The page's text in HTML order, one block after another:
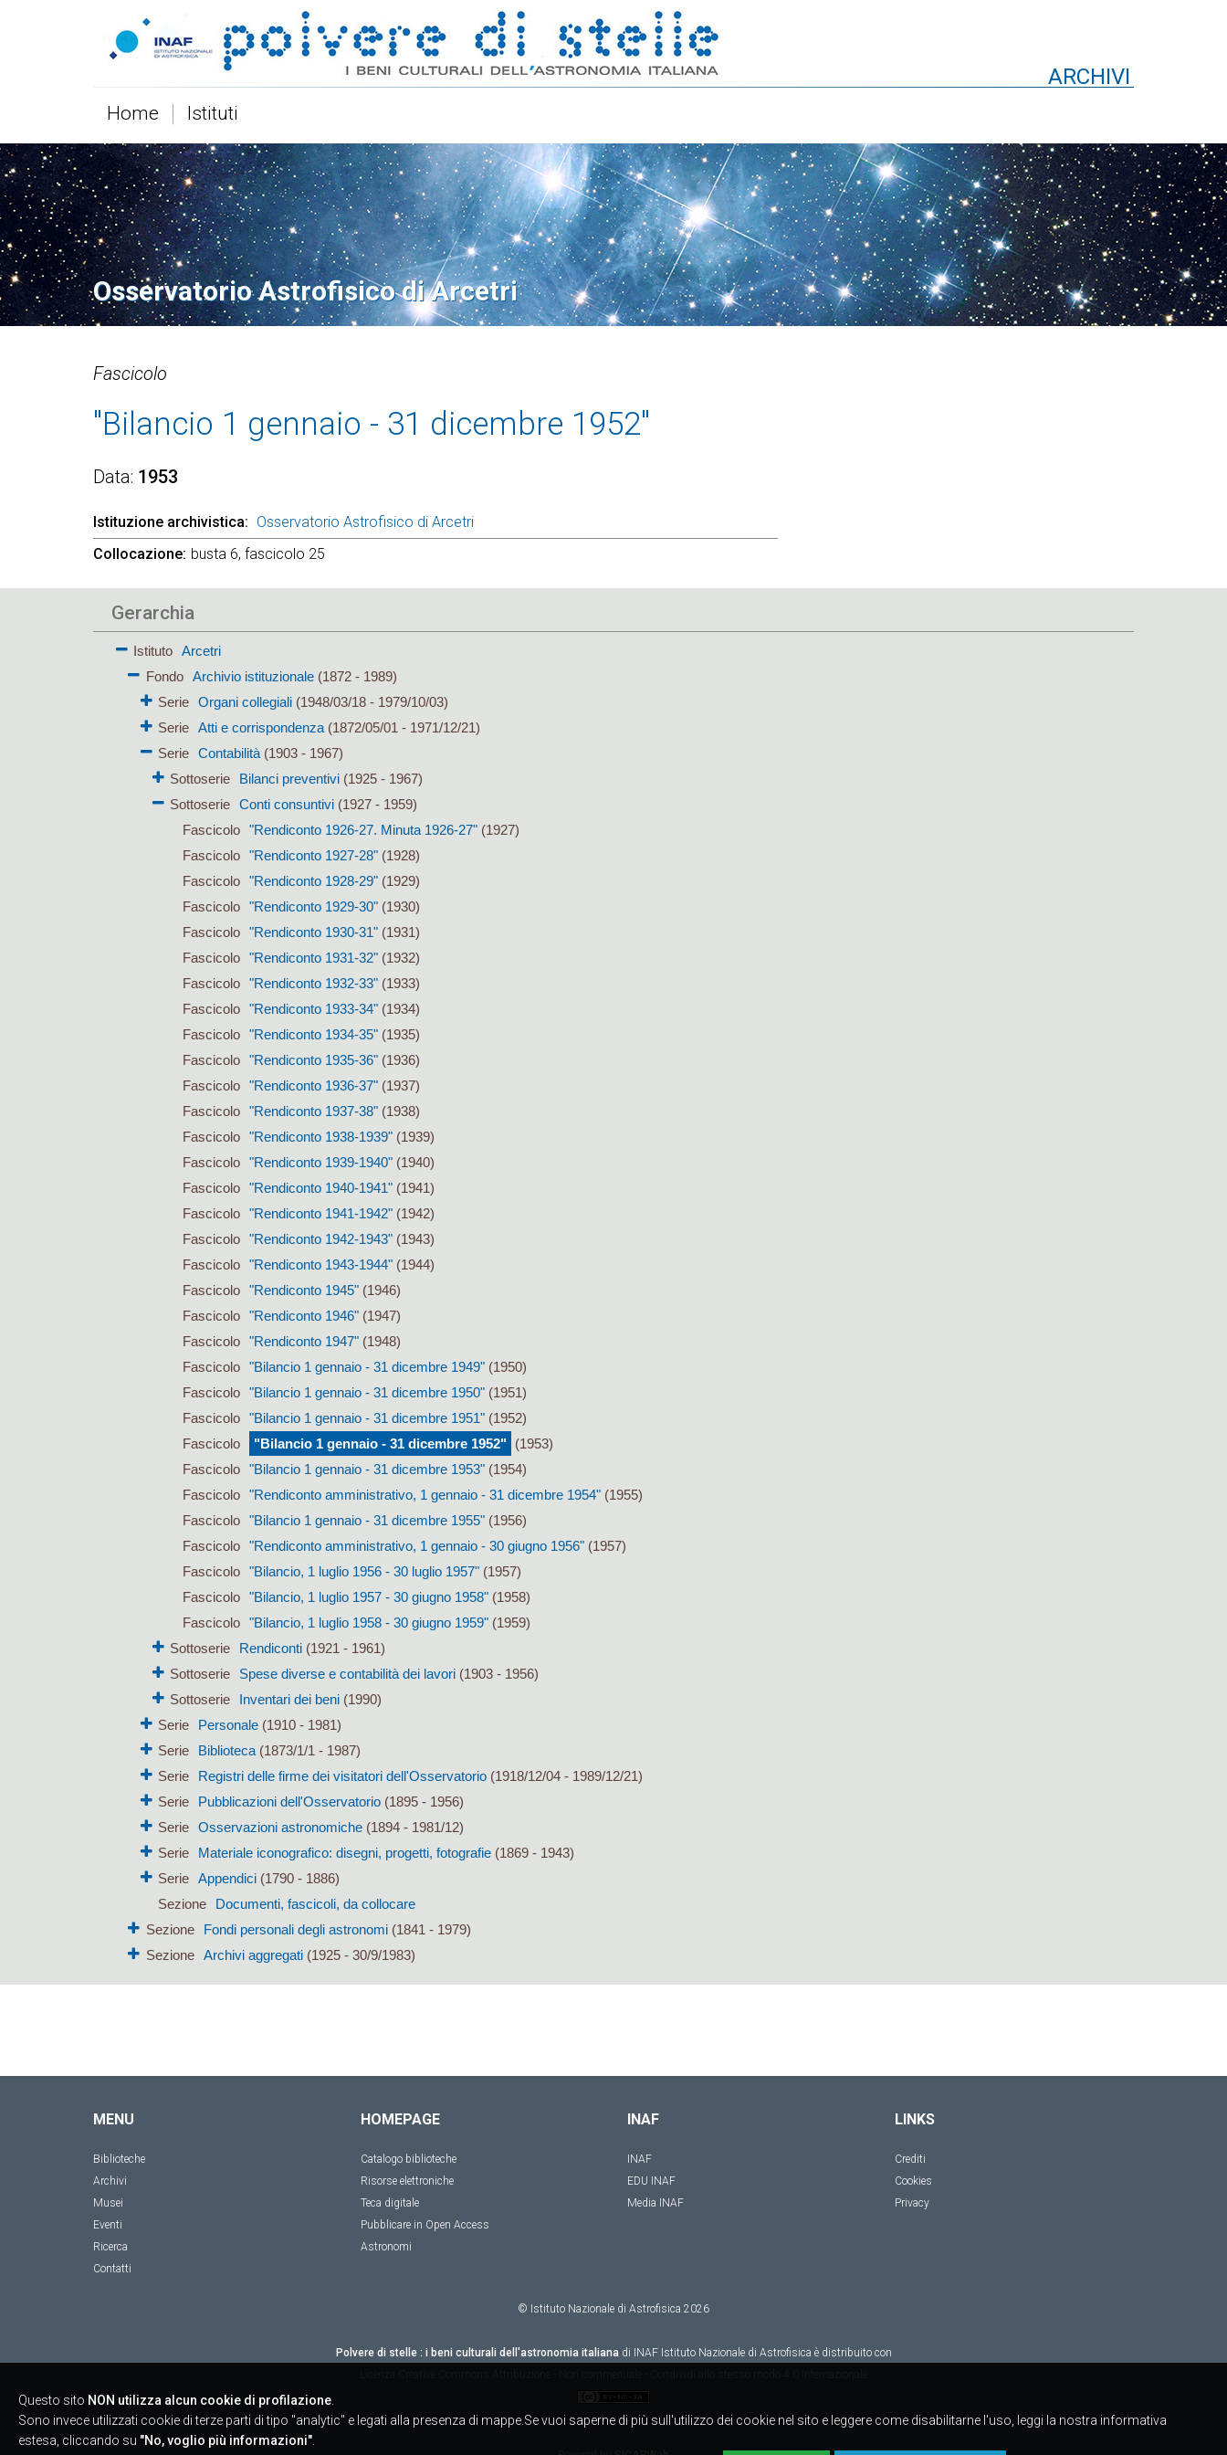
ARCHIVI
Home Istituti
Osservatorio Astrofisico di Arcetri
Fascicolo
"Bilancio 1 gennaio - 31 dicembre 1952"
Data 1953
Istituzione archivistica
Osservatorio Astrofisico di Arcetri
Collocazione busta 6, fascicolo 25
Gerarchia
Istituto
Arcetri
Fondo
Archivio istituzionale(1872 - 1989)
Serie Organi collegiali(1948/03/18 - 1979/10/03)
Serie Atti e corrispondenza(1872/05/01 - 1971/12/21)
Serie Contabilità(1903 - 1967)
Sottoserie
Bilanci preventivi (1925 - 1967)
Sottoserie
Conti consuntivi (1927 - 1959)
Fascicolo
"Rendiconto 1926-27. Minuta 1926-27"(1927)
Fascicolo
"Rendiconto 1927-28"(1928)
Fascicolo
"Rendiconto 1928-29"(1929)
Fascicolo
"Rendiconto 1929-30"(1930)
Fascicolo
"Rendiconto 1930-31"(1931)
Fascicolo
"Rendiconto 1931-32"(1932)
Fascicolo
"Rendiconto 1932-33"(1933)
Fascicolo
"Rendiconto 1933-34"(1934)
Fascicolo
"Rendiconto 1934-35"(1935)
Fascicolo
"Rendiconto 1935-36"(1936)
Fascicolo
"Rendiconto 1936-37"(1937)
Fascicolo
"Rendiconto 1937-38"(1938)
Fascicolo
"Rendiconto 1938-1939"(1939)
Fascicolo
"Rendiconto 1939-1940"(1940)
Fascicolo
"Rendiconto 1940-1941"(1941)
Fascicolo
"Rendiconto 1941-1942"(1942)
Fascicolo
"Rendiconto 1942-1943"(1943)
Fascicolo
"Rendiconto 1943-1944"(1944)
Fascicolo
"Rendiconto 1945"(1946)
Fascicolo
"Rendiconto 1946"(1947)
Fascicolo
"Rendiconto 1947"(1948)
Fascicolo
"Bilancio 1 gennaio - 31 dicembre 1949"(1950)
Fascicolo
"Bilancio 1 gennaio - 31 dicembre 1950"(1951)
Fascicolo
"Bilancio 1 gennaio - 31 dicembre 1951"(1952)
Fascicolo
"Bilancio 1 gennaio - 31 dicembre 1952"
(1953)
Fascicolo
"Bilancio 1 gennaio - 31 dicembre 1953"(1954)
Fascicolo
"Rendiconto amministrativo, 1 gennaio - 31 dicembre 1954"(1955)
Fascicolo
"Bilancio 1 gennaio - 31 dicembre 1955"(1956)
Fascicolo
"Rendiconto amministrativo, 1 gennaio - 30 giugno 1956"(1957)
Fascicolo
"Bilancio, 1 luglio 1956 - 30 luglio 1957" (1957)
Fascicolo
"Bilancio, 1 luglio 1957 - 30 giugno 1958"(1958)
Fascicolo
"Bilancio, 1 luglio 1958 - 30 giugno 1959"(1959)
Sottoserie
Rendiconti (1921 - 1961)
Sottoserie
Spese diverse e contabilità dei lavori (1903 - 1956)
Sottoserie
Inventari dei beni (1990)
Serie
Personale(1910 - 1981)
Serie
Biblioteca(1873/1/1 - 1987)
Serie
Registri delle firme dei visitatori dell'Osservatorio(1918/12/04 - 1989/12/21)
Serie
Pubblicazioni dell'Osservatorio(1895 - 1956)
Serie Osservazioni astronomiche(1894 - 1981/12)
Serie
Materiale iconografico: disegni, progetti, fotografie(1869 - 1943)
Serie Appendici(1790 - 1886)
Sezione
Documenti, fascicoli, da collocare
Sezione
Fondi personali degli astronomi(1841 - 1979)
Sezione
Archivi aggregati(1925 - 30/9/1983)
MENU
Biblioteche
Archivi
Musei
Eventi
Ricerca
Contatti
HOMEPAGE
Catalogo biblioteche
Risorse elettroniche
Teca digitale
Pubblicare in Open Access
Astronomi
INAF
INAF
EDU INAF
Media INAF
LINKS
Crediti
Cookies
Privacy
© Istituto Nazionale di Astrofisica 2026
Polvere di stelle : i beni culturali dell'astronomia italianadi INAF Istituto Nazionale di Astrofisica è distribuito con
Questo sito NON utilizza alcun cookie di profilazione
Sono invece utilizzati cookie di terze parti di tipo "analytic" e legati alla presenza di mappe.Se vuoi saperne di più sull'utilizzo dei cookie nel sito e leggere come disabilitarne l'uso, leggi la nostra informativa
estesa, cliccando su "No, voglio più informazioni"